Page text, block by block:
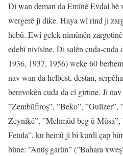
Di wan deman da Emînê Evdal bê
wergerê jî dike. Haya wî rind ji
hebû. Ewî gelek nimûnên
edebî nivîsîne. Di salên cuda-cuda
1936, 1937, 1956) weke 60
nav wan da helbest, destan,
berevokên cuda da cî girtine. Ji
”Zembîlfiroş”, ”Beko”, ”Gulîzer”,
Zeynikê”, ”Mehmûd beg û
Fetula”, ku hemû jî bi kurdî çap
bûne: ”Anûş garûn” (”Bahara